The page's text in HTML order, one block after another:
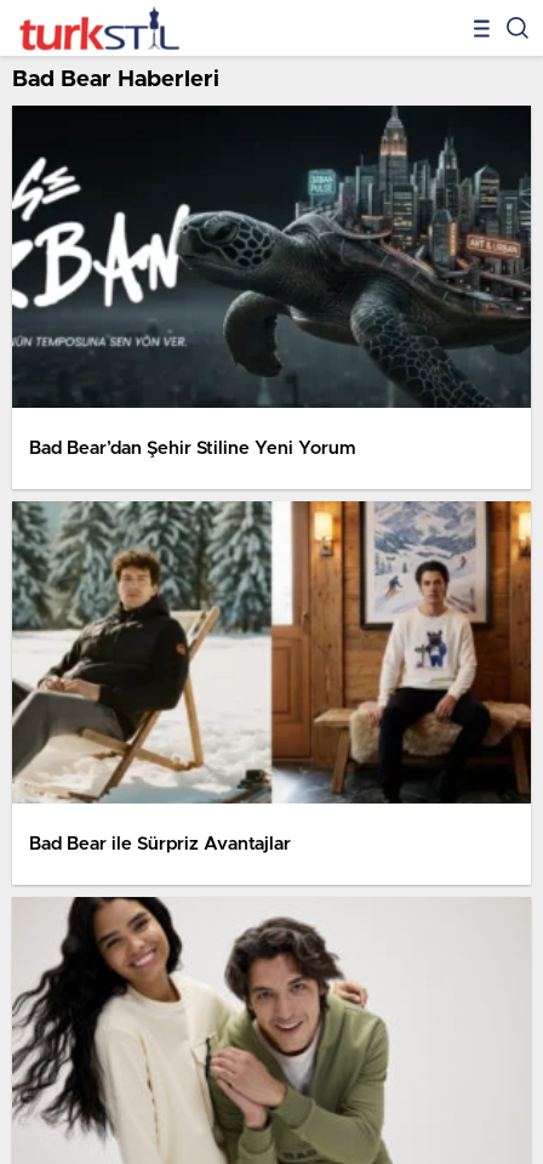
Bad Bear Haberleri
Bad Bear’dan Şehir Stiline Yeni Yorum
Bad Bear ile Sürpriz Avantajlar